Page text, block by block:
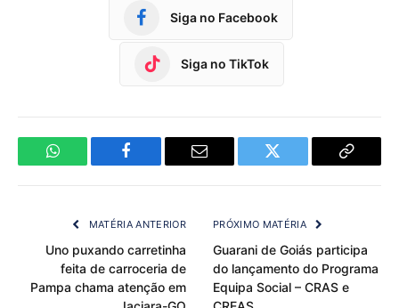
Siga no Facebook
Siga no TikTok
WhatsApp Facebook Email Twitter
Copy
MATÉRIA ANTERIOR
Uno puxando carretinha
feita de carroceria de
Pampa chama atenção em
PRÓXIMO MATÉRIA
Guarani de Goiás participa
do lançamento do Programa
Equipa Social – CRAS e